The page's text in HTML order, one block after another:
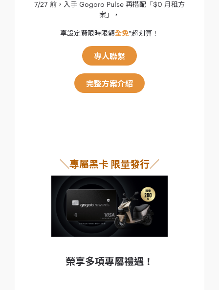
7/27 前，入手 Gogoro Pulse 再搭配「$0 月租方
案」，
享設定費限時限額全免*超划算！
專人聯繫
完整方案介紹
＼專屬黑卡 限量發行／
榮享多項專屬禮遇！